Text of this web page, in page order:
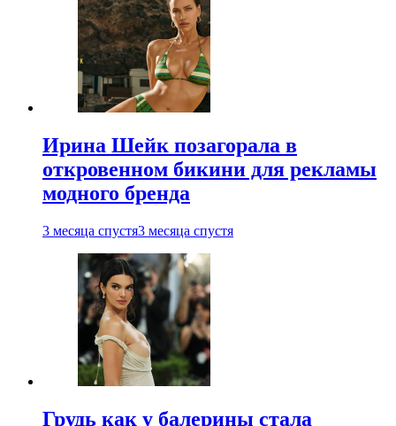
Ирина Шейк позагорала в
откровенном бикини для рекламы
модного бренда
3 месяца спустя3 месяца спустя
Грудь как у балерины стала